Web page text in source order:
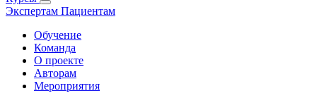
Экспертам Пациентам
Обучение
Команда
О проекте
Авторам
Мероприятия